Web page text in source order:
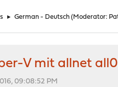
► German - Deutsch (Moderator:
V mit allnet
09:08:52 PM